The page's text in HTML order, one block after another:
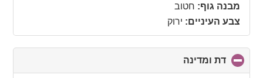
מבנה גוף: חטוב
צבע העיניים: ירוק
דת ומדינה
to